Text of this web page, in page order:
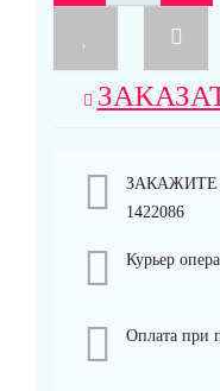
ЗАКАЖИТЕ
1422086
Курьер
Оплата при